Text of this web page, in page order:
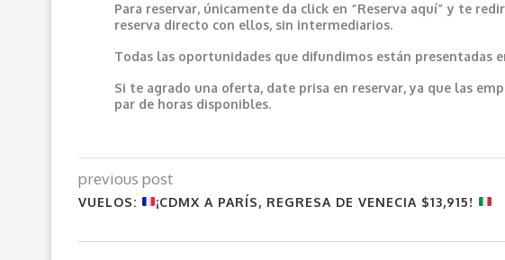
Para reservar, únicamente da click en “Reserva aquí” y te
reserva directo con ellos, sin intermediarios.
Todas las oportunidades que difundimos están presentadas
Si te agrado una oferta, date prisa en reservar, ya que las
par de horas disponibles.
previous post
VUELOS: ¡CDMX A PARÍS, REGRESA DE VENECIA $13,915!